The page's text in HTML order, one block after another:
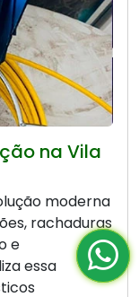
na Vila
moderna
rachaduras
e
essa